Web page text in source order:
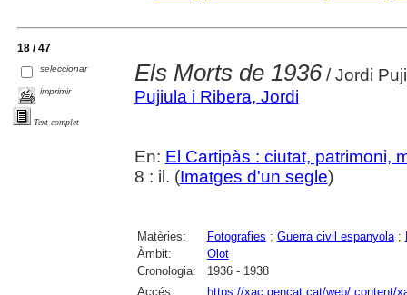
18 / 47
seleccionar
imprimir
Text complet
Els Morts de 1936/ Jordi
Pujiula i Ribera, Jordi
En: El Cartipàs : ciutat, patrimoni,
8 : il. (Imatges d'un segle)
Matèries: Fotografies ; Guerra civil espanyola;
Àmbit:
Olot
Cronologia:
1936 - 1938
Accés:
https://xac.gencat.cat/web/.content/